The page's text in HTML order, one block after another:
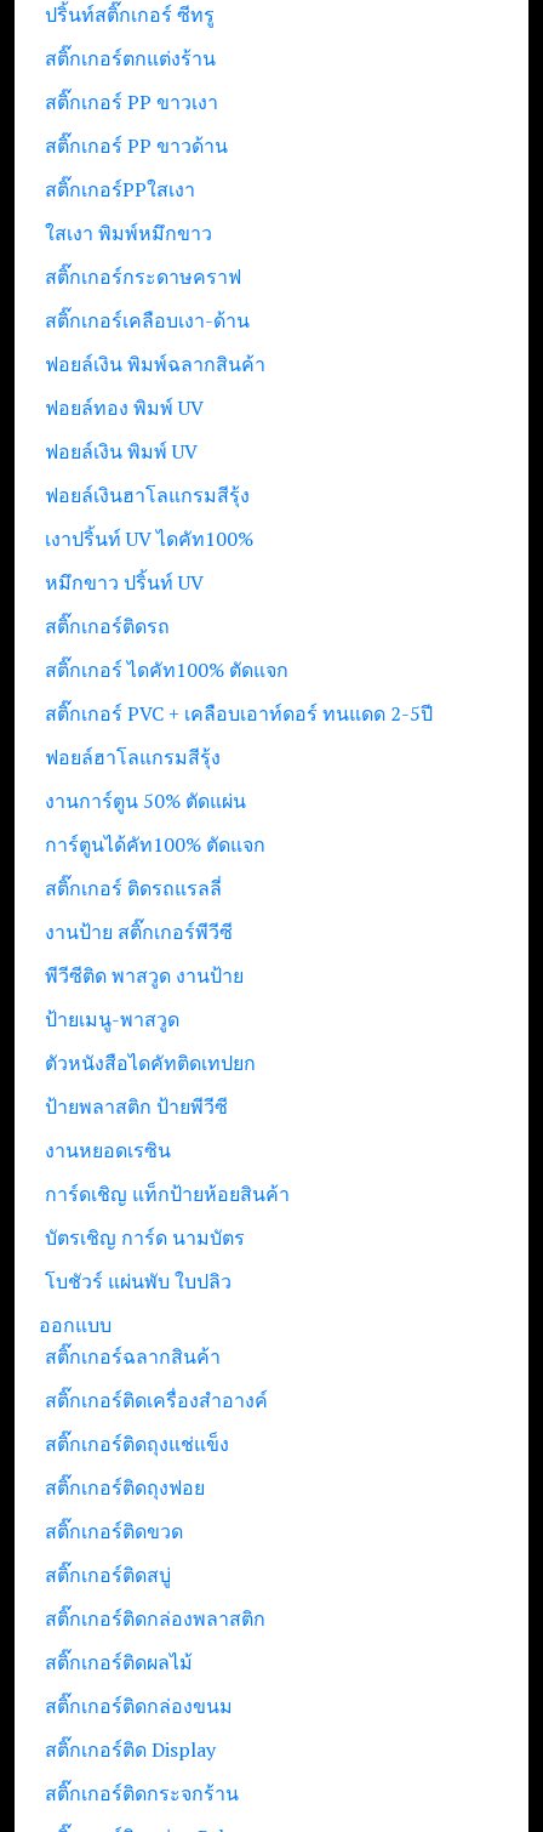
ปริ้นท์สติ๊กเกอร์ ซีทรู
สติ๊กเกอร์ตกแต่งร้าน
สติ๊กเกอร์ PP ขาวเงา
สติ๊กเกอร์ PP ขาวด้าน
สติ๊กเกอร์PPใสเงา
ใสเงา พิมพ์หมึกขาว
สติ๊กเกอร์กระดาษคราฟ
สติ๊กเกอร์เคลือบเงา-ด้าน
ฟอยล์เงิน พิมพ์ฉลากสินค้า
ฟอยล์ทอง พิมพ์ UV
ฟอยล์เงิน พิมพ์ UV
ฟอยล์เงินฮาโลแกรมสีรุ้ง
เงาปริ้นท์ UV ไดคัท100%
หมึกขาว ปริ้นท์ UV
สติ๊กเกอร์ติดรถ
สติ๊กเกอร์ ไดคัท100% ตัดแจก
สติ๊กเกอร์ PVC + เคลือบเอาท์ดอร์ ทนแดด 2-5ปี
ฟอยล์ฮาโลแกรมสีรุ้ง
งานการ์ตูน 50% ตัดแผ่น
การ์ตูนได้คัท100% ตัดแจก
สติ๊กเกอร์ ติดรถแรลลี่
งานป้าย สติ๊กเกอร์พีวีซี
พีวีซีติด พาสวูด งานป้าย
ป้ายเมนู-พาสวูด
ตัวหนังสือไดคัทติดเทปยก
ป้ายพลาสติก ป้ายพีวีซี
งานหยอดเรซิน
การ์ดเชิญ แท็กป้ายห้อยสินค้า
บัตรเชิญ การ์ด นามบัตร
โบชัวร์ แผ่นพับ ใบปลิว
ออกแบบ
สติ๊กเกอร์ฉลากสินค้า
สติ๊กเกอร์ติดเครื่องสำอางค์
สติ๊กเกอร์ติดถุงแช่แข็ง
สติ๊กเกอร์ติดถุงฟอย
สติ๊กเกอร์ติดขวด
สติ๊กเกอร์ติดสบู่
สติ๊กเกอร์ติดกล่องพลาสติก
สติ๊กเกอร์ติดผลไม้
สติ๊กเกอร์ติดกล่องขนม
สติ๊กเกอร์ติด Display
สติ๊กเกอร์ติดกระจกร้าน